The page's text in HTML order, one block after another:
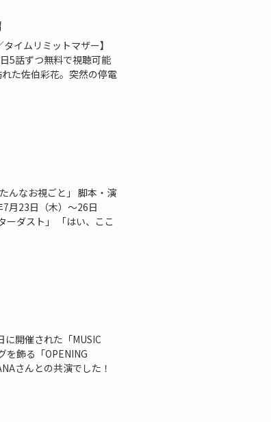
イムリミットマザー】
5話ずつ無料で視聴可能
た佐伯彩花。突然の停電
んなお視ごと」 脚本・演
月23日（木）〜26日
ーダスト」 「はい、ここ
に開催された「MUSIC
を飾る「OPENING
さんとの共演でした！